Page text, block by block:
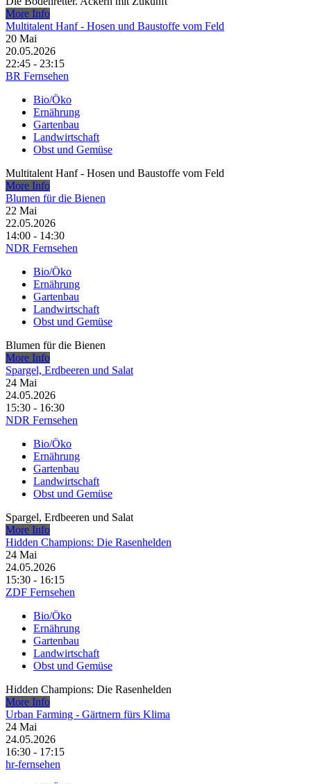
More Info
Multitalent Hanf - Hosen und Baustoffe vom Feld
20 Mai
20.05.2026
22:45 - 23:15
BR Fernsehen
Bio/Öko
Ernährung
Gartenbau
Landwirtschaft
Obst und Gemüse
Multitalent Hanf - Hosen und Baustoffe vom Feld
More Info
Blumen für die Bienen
22 Mai
22.05.2026
14:00 - 14:30
NDR Fernsehen
Bio/Öko
Ernährung
Gartenbau
Landwirtschaft
Obst und Gemüse
Blumen für die Bienen
More Info
Spargel, Erdbeeren und Salat
24 Mai
24.05.2026
15:30 - 16:30
NDR Fernsehen
Bio/Öko
Ernährung
Gartenbau
Landwirtschaft
Obst und Gemüse
Spargel, Erdbeeren und Salat
More Info
Hidden Champions: Die Rasenhelden
24 Mai
24.05.2026
15:30 - 16:15
ZDF Fernsehen
Bio/Öko
Ernährung
Gartenbau
Landwirtschaft
Obst und Gemüse
Hidden Champions: Die Rasenhelden
More Info
Urban Farming - Gärtnern fürs Klima
24 Mai
24.05.2026
16:30 - 17:15
hr-fernsehen